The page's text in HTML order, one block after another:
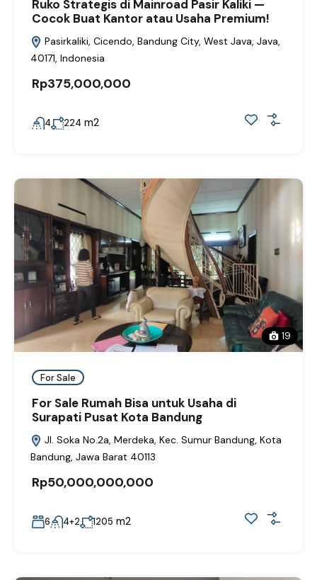
Ruko Strategis di Mainroad Pasir Kaliki —
Cocok Buat Kantor atau Usaha Premium!
Pasirkaliki, Cicendo, Bandung City, West Java, Java,
40171, Indonesia
Rp375,000,000
4 224 m2
19
For Sale
For Sale Rumah Bisa untuk Usaha di
Surapati Pusat Kota Bandung
Jl. Soka No.2a, Merdeka, Kec. Sumur Bandung, Kota
Bandung, Jawa Barat 40113
Rp50,000,000,000
6 4+2 1205 m2